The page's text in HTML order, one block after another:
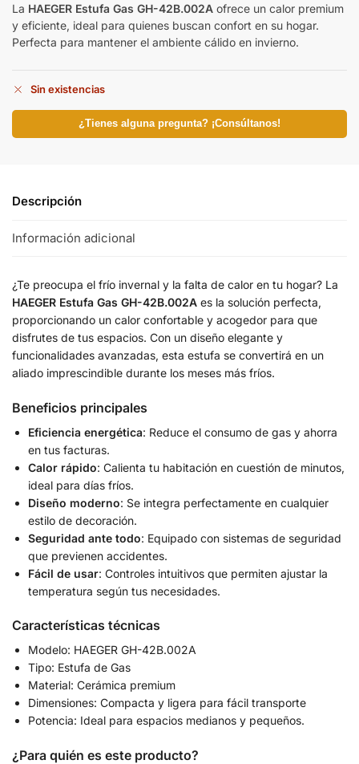
La HAEGER Estufa Gas GH-42B.002A ofrece un calor premium
y eficiente, ideal para quienes buscan confort en su hogar.
Perfecta para mantener el ambiente cálido en invierno.
Sin existencias
¿Tienes alguna pregunta? ¡Consúltanos!
Descripción
Información adicional
¿Te preocupa el frío invernal y la falta de calor en tu hogar? La
HAEGER Estufa Gas GH-42B.002A es la solución perfecta,
proporcionando un calor confortable y acogedor para que
disfrutes de tus espacios. Con un diseño elegante y
funcionalidades avanzadas, esta estufa se convertirá en un
aliado imprescindible durante los meses más fríos.
Beneficios principales
Eficiencia energética: Reduce el consumo de gas y ahorra
en tus facturas.
Calor rápido: Calienta tu habitación en cuestión de minutos,
ideal para días fríos.
Diseño moderno: Se integra perfectamente en cualquier
estilo de decoración.
Seguridad ante todo: Equipado con sistemas de seguridad
que previenen accidentes.
Fácil de usar: Controles intuitivos que permiten ajustar la
temperatura según tus necesidades.
Características técnicas
Modelo: HAEGER GH-42B.002A
Tipo: Estufa de Gas
Material: Cerámica premium
Dimensiones: Compacta y ligera para fácil transporte
Potencia: Ideal para espacios medianos y pequeños.
¿Para quién es este producto?